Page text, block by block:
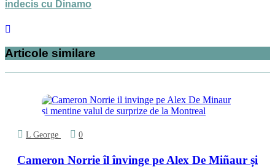
indecis cu Dinamo
Articole similare
L George 0
Cameron Norrie îl învinge pe Alex De Miñaur și